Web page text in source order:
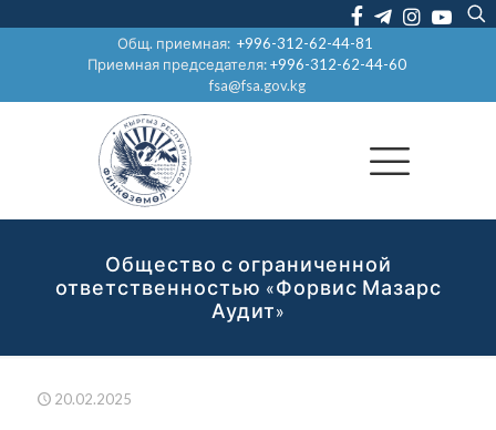
Общ. приемная:+996-312-62-44-81
Приемная председателя:+996-312-62-44-60
fsa@fsa.gov.kg
Общество с ограниченной
ответственностью «Форвис Мазарс
Аудит»
20.02.2025